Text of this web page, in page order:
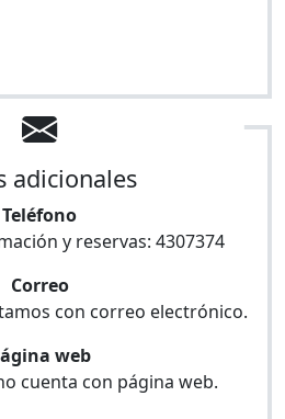
adicionales
Teléfono
y reservas: 4307374
Correo
con correo electrónico.
web
cuenta con página web.